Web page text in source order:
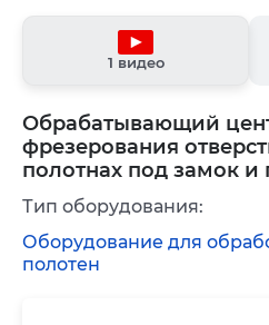
Обрабатывающий
фрезерования
полотнах под замок и
1 видео
Тип оборудования:
Оборудование для
полотен